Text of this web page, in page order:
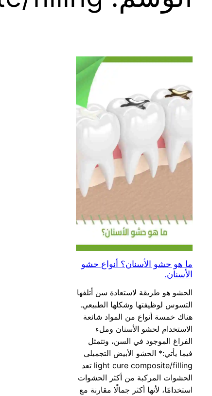
ما هو حشو الأسنان؟ أنواع حشو
الأسنان.
الحشو هو طريقة لاستعادة سن أتلفها
التسوس لوظيفتها وشكلها الطبيعي.
هناك خمسة أنواع من المواد شائعة
الاستخدام لحشو الأسنان وملء
الفراغ الموجود في السن، وتتمثل
فيما يأتي:* الحشو الأبيض التجميلى
light cure composite/filling تعد
الحشوات المركبة من أكثر الحشوات
استخدامًا، لأنها أكثر جمالًا مقارنة مع